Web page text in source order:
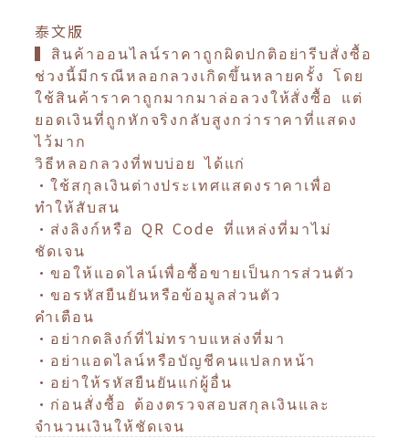
泰文版
▍สินค้าออนไลน์ราคาถูกผิดปกติอย่ารีบสั่งซื้อ
ช่วงนี้มีกรณีหลอกลวงเกิดขึ้นหลายครั้ง โดย
ใช้สินค้าราคาถูกมากมาล่อลวงให้สั่งซื้อ แต่
ยอดเงินที่ถูกหักจริงกลับสูงกว่าราคาที่แสดง
ไว้มาก
วิธีหลอกลวงที่พบบ่อย ได้แก่
•ใช้สกุลเงินต่างประเทศแสดงราคาเพื่อ
ทำให้สับสน
•ส่งลิงก์หรือ QR Code ที่แหล่งที่มาไม่
ชัดเจน
•ขอให้แอดไลน์เพื่อซื้อขายเป็นการส่วนตัว
•ขอรหัสยืนยันหรือข้อมูลส่วนตัว
คำเตือน
•อย่ากดลิงก์ที่ไม่ทราบแหล่งที่มา
•อย่าแอดไลน์หรือบัญชีคนแปลกหน้า
•อย่าให้รหัสยืนยันแก่ผู้อื่น
•ก่อนสั่งซื้อ ต้องตรวจสอบสกุลเงินและ
จำนวนเงินให้ชัดเจน